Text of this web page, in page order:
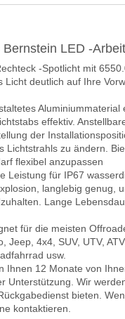
LED -
-Spotlicht mit
Licht deutlich auf Ihre
Aluminiummaterial
effektiv.
der
Lichtstrahls zu ändern.
flexibel anzupassen
Leistung für IP67
langlebig genug,
Lange
für die meisten
Jeep, 4x4, SUV, UTV,
usw.
Ihnen 12 Monate von
Unterstützung. Wir
bieten.
kontaktieren.